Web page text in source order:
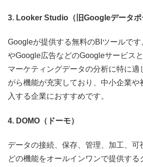
3. Looker Studio（旧Googleデータポ
Googleが提供する無料のBIツールで
やGoogle広告などのGoogleサービス
マーケティングデータの分析に特に適
がら機能が充実しており、中小企業や
入する企業におすすめです。
4. DOMO（ドーモ）
データの接続、保存、管理、加工、可
どの機能をオールインワンで提供する